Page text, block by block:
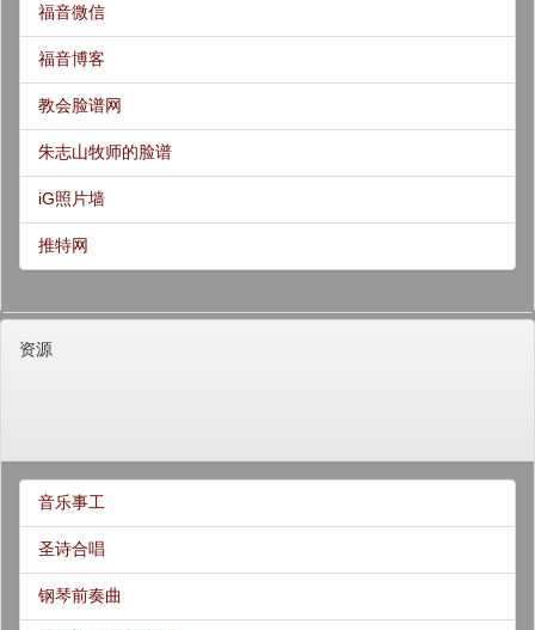
福音微信
福音博客
教会脸谱网
朱志山牧师的脸谱
iG照片墙
推特网
资源
音乐事工
圣诗合唱
钢琴前奏曲